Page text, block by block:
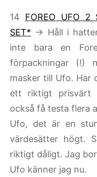
14 FOREO UFO 2
SET* → Håll i
inte bara en
förpackningar (!)
masker till Ufo. Har
ett riktigt prisvärt
också få testa flera
Ufo, det är en
värdesätter högt.
riktigt dåligt. Jag
Ufo känner jag nu.